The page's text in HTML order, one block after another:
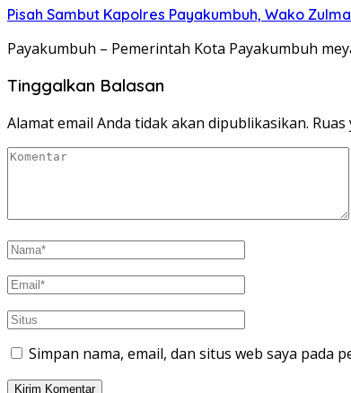
Pisah Sambut Kapolres Payakumbuh, Wako
Payakumbuh – Pemerintah Kota Payakumbuh
Tinggalkan Balasan
Alamat email Anda tidak akan dipublikasikan.
Simpan nama, email, dan situs web saya